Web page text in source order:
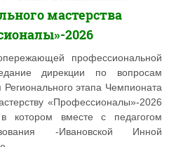
мастерства
2026
профессиональной
дирекции по вопросам
этапа Чемпионата
«Профессионалы»-2026
котором вместе с педагогом
-Ивановской Инной